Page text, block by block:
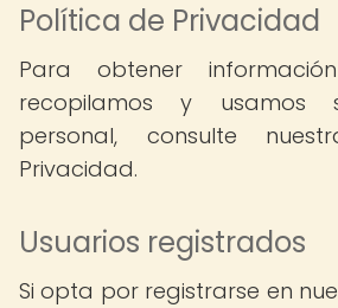
Política de Privacidad
Para obtener
recopilamos y usamos
personal, consulte
Privacidad.
Usuarios registrados
Si opta por registrarse en